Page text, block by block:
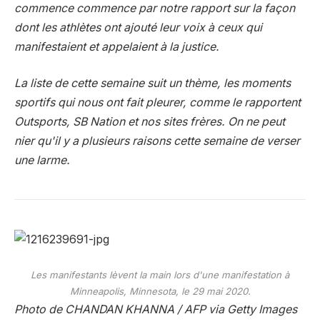
commence commence par notre rapport sur la façon
dont les athlètes ont ajouté leur voix à ceux qui
manifestaient et appelaient à la justice.
La liste de cette semaine suit un thème, les moments
sportifs qui nous ont fait pleurer, comme le rapportent
Outsports, SB Nation et nos sites frères. On ne peut
nier qu'il y a plusieurs raisons cette semaine de verser
une larme.
Les manifestants lèvent la main lors d'une manifestation à
Minneapolis, Minnesota, le 29 mai 2020.
Photo de CHANDAN KHANNA / AFP via Getty Images